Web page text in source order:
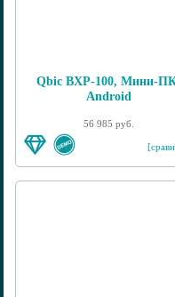
Qbic BXP-100, Мини-
Android
56 985 руб.